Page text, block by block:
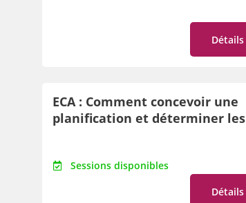
Détails
ECA : Comment concevoir une
planification et déterminer les
Sessions disponibles
Détails